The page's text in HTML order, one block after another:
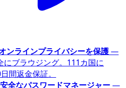
ラインプライバシーを保護—
ブラウジング。111カ国に
間返金保証。
全なパスワードマネージャー—